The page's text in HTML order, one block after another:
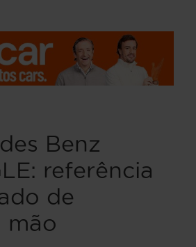
Benz
referência
de
mão